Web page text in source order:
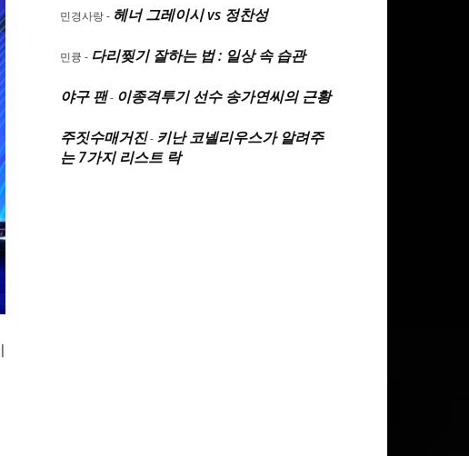
민경사랑- 헤너 그레이시 vs 정찬성
민큥 - 다리찢기 잘하는 법 : 일상 속 습관
야구 팬- 이종격투기 선수 송가연씨의 근황
주짓수매거진- 키난 코넬리우스가 알려주
는 7가지 리스트 락